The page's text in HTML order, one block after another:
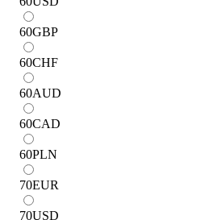
60GBP
60CHF
60AUD
60CAD
60PLN
70EUR
70USD